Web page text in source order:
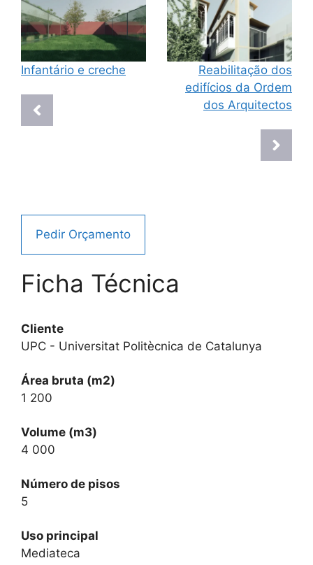
Infantário e creche
Reabilitação dos
edifícios da Ordem
dos Arquitectos
Pedir Orçamento
Ficha Técnica
Cliente
UPC - Universitat Politècnica de Catalunya
Área bruta (m2)
1 200
Volume (m3)
4 000
Número de pisos
5
Uso principal
Mediateca